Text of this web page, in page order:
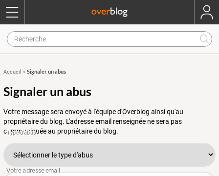
Accueil » Signaler un abus
Signaler un abus
Votre message sera envoyé à l'équipe d'Overblog ainsi qu'au
propriétaire du blog. L'adresse email renseignée ne sera pas
communiquée au propriétaire du blog.